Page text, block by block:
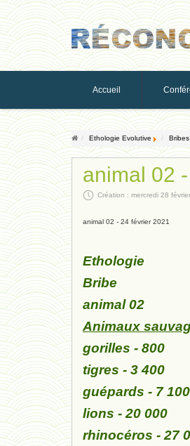
Accueil
Ethologie Evolutive Bribes
animal 02
Création : mercredi 28
animal 02 - 24 février 2021
Ethologie
Bribe
animal 02
Animaux
gorilles - 800
tigres - 3 400
guépards - 7 100
lions - 20 000
rhinocéros - 27